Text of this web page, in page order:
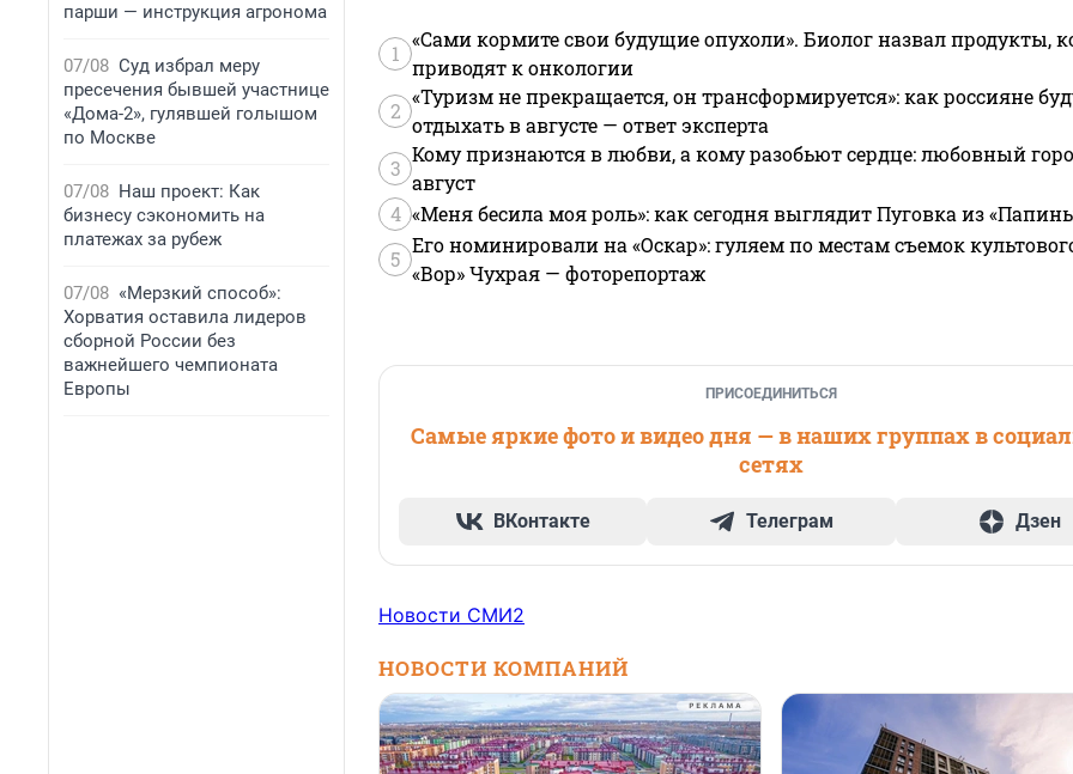
парши — инструкция агронома
07/08 Суд избрал меру
пресечения бывшей участнице
«Дома-2», гулявшей голышом
по Москве
07/08 Наш проект: Как
бизнесу сэкономить на
платежах за рубеж
07/08 «Мерзкий способ»:
Хорватия оставила лидеров
сборной России без
важнейшего чемпионата
Европы
1
«Сами кормите свои будущие опухоли». Биолог назвал продукты,
приводят к онкологии
2
«Туризм не прекращается, он трансформируется»: как россияне
отдыхать в августе — ответ эксперта
3
Кому признаются в любви, а кому разобьют сердце: любовный
август
4 «Меня бесила моя роль»: как сегодня выглядит Пуговка из
5
Его номинировали на «Оскар»: гуляем по местам съемок
«Вор» Чухрая — фоторепортаж
ПРИСОЕДИНИТЬСЯ
Самые яркие фото и видео дня — в наших группах в
сетях
ВКонтакте Телеграм Дзен
Новости СМИ2
НОВОСТИ КОМПАНИЙ